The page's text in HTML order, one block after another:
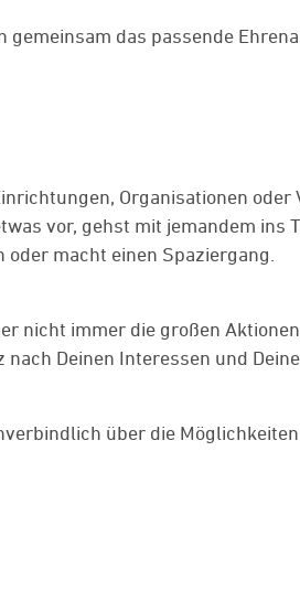
das passende
Organisationen oder
vor, gehst mit jemandem ins
macht einen Spaziergang.
nicht immer die großen
Deinen Interessen und
über die